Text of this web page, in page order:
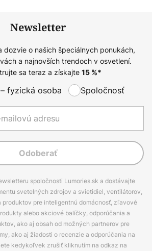
Newsletter
dozvie o našich špeciálnych ponukách,
a najnovších trendoch v osvetlení.
sa teraz a získajte 15%*
fyzická osoba Spoločnosť
Odoberať
spoločnosti Lumories.sk a dostávajte
svetelných zdrojov a svietidiel, ventilátorov,
produktov pre inteligentnú domácnosť, zľavové
alebo akciové balíčky, odporúčania a
ako aj obsah od možných partnerov pre
ako aj žiadosti o recenzie a odporúčania na
kedykoľvek zrušiť kliknutím na odkaz na